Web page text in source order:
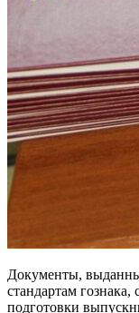
Документы,
стандартам
подготовки